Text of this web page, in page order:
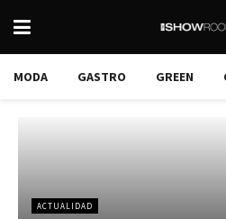
MODA GASTRO GREEN
ACTUALIDAD